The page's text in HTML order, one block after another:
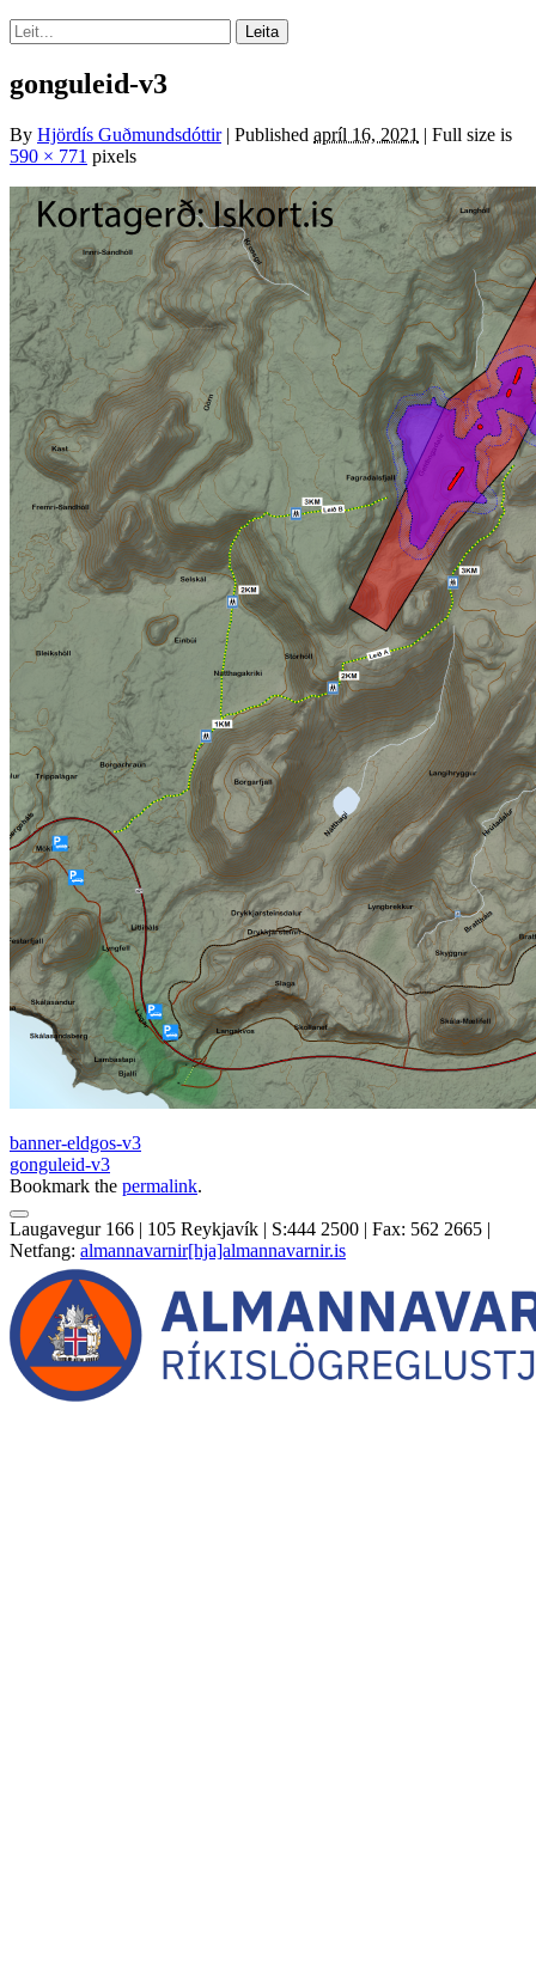
gonguleid-v3
By Hjördís Guðmundsdóttir | Published apríl 16, 2021 | Full size is
590 × 771 pixels
banner-eldgos-v3
gonguleid-v3
Bookmark the permalink.
Laugavegur 166 | 105 Reykjavík | S:444 2500 | Fax: 562 2665 |
Netfang: almannavarnir[hja]almannavarnir.is